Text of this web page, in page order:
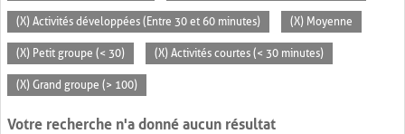
(X) Activités développées (Entre 30 et 60 minutes) (X) Moyenne
(X) Petit groupe (< 30) (X) Activités courtes (< 30 minutes)
(X) Grand groupe (> 100)
Votre recherche n'a donné aucun résultat